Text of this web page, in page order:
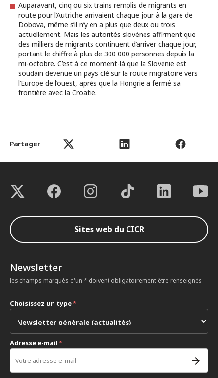
Partager
Auparavant, cinq ou six trains remplis de migrants en
route pour l’Autriche arrivaient chaque jour à la gare de
Dobova, même s’il n’y en a plus que deux ou trois
actuellement. Mais les autorités slovènes affirment que
des milliers de migrants continuent d’arriver chaque jour,
portant le chiffre à plus de 300 000 personnes depuis la
mi-octobre. C’est à ce moment-là que la Slovénie est
soudain devenue un pays clé sur la route migratoire vers
l’Europe de l’ouest, après que la Hongrie a fermé sa
frontière avec la Croatie.
Sites web du CICR
Newsletter
les champs marqués d'un * doivent obligatoirement être renseignés
Choisissez un type*
Adresse e-mail *